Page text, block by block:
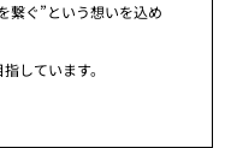
繋ぐ”という想いを込め
しています。